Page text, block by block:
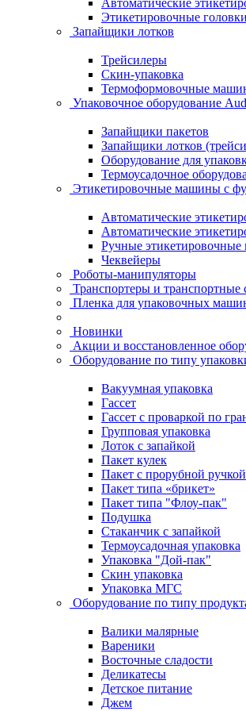
Автоматические
Этикетировочные головки
Запайщики лотков
Трейсилеры
Скин-упаковка
Термоформовочные
Упаковочное оборудование
Запайщики пакетов
Запайщики лотков
Оборудование для
Термоусадочное
Этикетировочные машины с
Автоматические
Автоматические
Ручные
Чеквейеры
Роботы-манипуляторы
Транспортеры и транспортные
Пленка для упаковочных
Новинки
Акции и восстановленное
Оборудование по типу
Вакуумная упаковка
Гассет
Гассет с проваркой по
Групповая упаковка
Лоток с запайкой
Пакет кулек
Пакет с прорубной ручкой
Пакет типа «брикет»
Пакет типа "Флоу-пак"
Подушка
Стаканчик с запайкой
Термоусадочная упаковка
Упаковка "Дой-пак"
Скин упаковка
Упаковка МГС
Оборудование по типу
Валики малярные
Вареники
Восточные сладости
Деликатесы
Детское питание
Джем